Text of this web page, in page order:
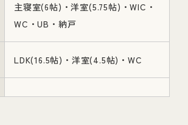
主寝室(6帖)・洋室(5.75帖)・WIC・
WC・UB・納戸
LDK(16.5帖)・洋室(4.5帖)・WC